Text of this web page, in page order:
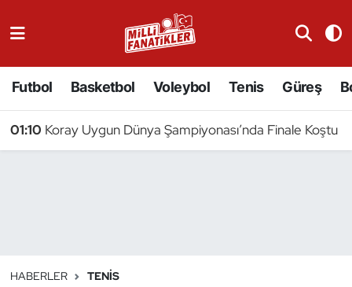
Futbol Basketbol Voleybol Tenis Güreş
01:10 Koray Uygun Dünya Şampiyonası’nda Finale Koştu
HABERLER TENIS
Badminton